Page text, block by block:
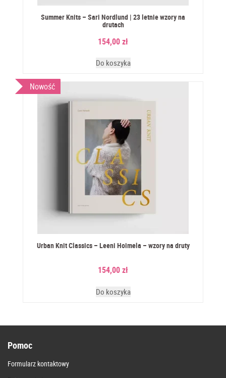
Summer Knits – Sari Nordlund | 23 letnie wzory na
drutach
154,00zł
Do koszyka
Nowość
Urban Knit Classics – Leeni Hoimela – wzory na druty
154,00zł
Do koszyka
Pomoc
Formularz kontaktowy